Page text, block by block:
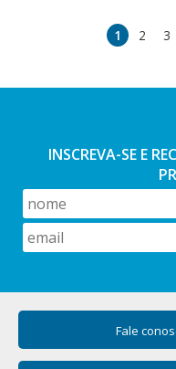
1 2 3
INSCREVA-SE E
Fale